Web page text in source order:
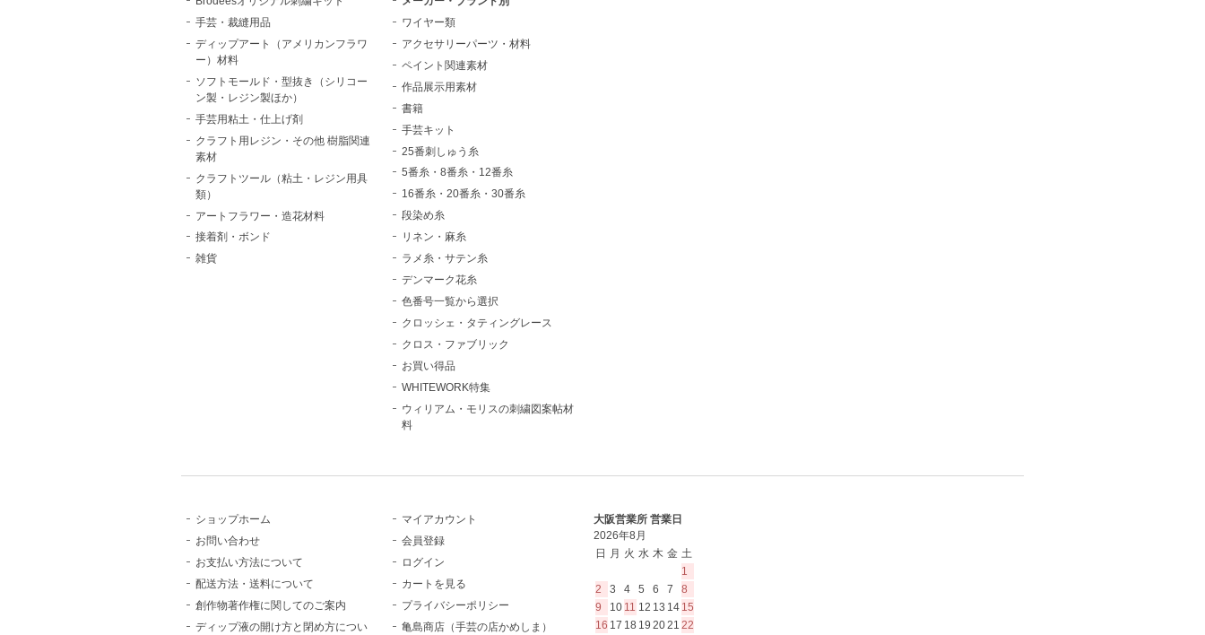
手芸・裁縫用品
ディップアート（アメリカンフラワ
ー）材料
ソフトモールド・型抜き（シリコー
ン製・レジン製ほか）
手芸用粘土・仕上げ剤
クラフト用レジン・その他 樹脂関連
素材
クラフトツール（粘土・レジン用具
類）
アートフラワー・造花材料
接着剤・ボンド
雑貨
ワイヤー類
アクセサリーパーツ・材料
ペイント関連素材
作品展示用素材
書籍
手芸キット
25番刺しゅう糸
5番糸・8番糸・12番糸
16番糸・20番糸・30番糸
段染め糸
リネン・麻糸
ラメ糸・サテン糸
デンマーク花糸
色番号一覧から選択
クロッシェ・タティングレース
クロス・ファブリック
お買い得品
WHITEWORK特集
ウィリアム・モリスの刺繍図案帖材
料
ショップホーム
お問い合わせ
お支払い方法について
配送方法・送料について
創作物著作権に関してのご案内
ディップ液の開け方と閉め方につい
マイアカウント
会員登録
ログイン
カートを見る
プライバシーポリシー
亀島商店（手芸の店かめしま）
大阪営業所 営業日
2026年8月
日
月 火 水 木 金 土
1
2
3 4 5 6 7
8
9
10 11 12 13 14 15
16 17 18 19 2021 22